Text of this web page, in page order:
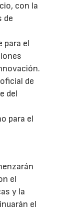
con la
de
para el
de
del
para el
el
y la
el